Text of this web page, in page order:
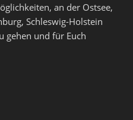
an der Ostsee,
Schleswig-Holstein
gehen und für Euch